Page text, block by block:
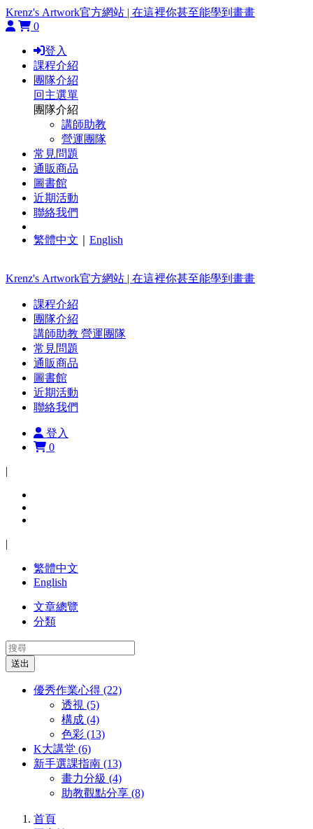
Krenz's Artwork官方網站 | 在這裡你甚至能學到畫畫
0
登入
課程介紹
團隊介紹
回主選單
團隊介紹
講師助教
營運團隊
常見問題
通販商品
圖書館
近期活動
聯絡我們
繁體中文 English
Krenz's Artwork官方網站 | 在這裡你甚至能學到畫畫
課程介紹
團隊介紹
講師助教 營運團隊
常見問題
通販商品
圖書館
近期活動
聯絡我們
登入
0
|
|
繁體中文
English
文章總覽
分類
送出
優秀作業心得 (22)
透視 (5)
構成 (4)
色彩 (13)
K大講堂 (6)
新手選課指南 (13)
畫力分級 (4)
助教觀點分享 (8)
首頁